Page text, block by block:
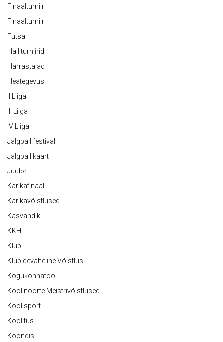
Finaalturniir
Finaalturniir
Futsal
Halliturniirid
Harrastajad
Heategevus
II Liiga
III Liiga
IV Liiga
Jalgpallifestival
Jalgpallikaart
Juubel
Karikafinaal
Karikavõistlused
Kasvandik
KKH
Klubi
Klubidevaheline Võistlus
Kogukonnatöö
Koolinoorte Meistrivõistlused
Koolisport
Koolitus
Koondis